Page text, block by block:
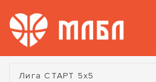
Турнир:
Лига СТАРТ 5х5